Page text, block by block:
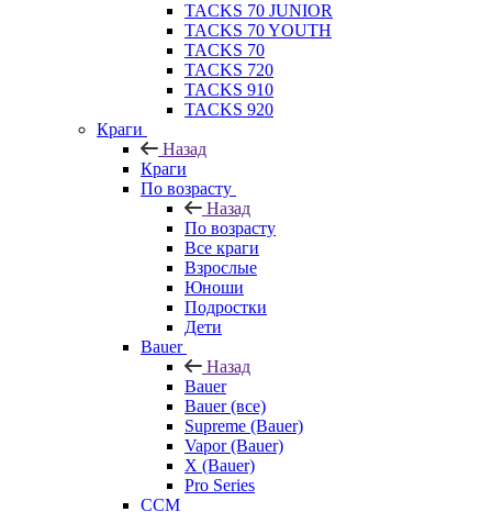
TACKS 70 JUNIOR
TACKS 70 YOUTH
TACKS 70
TACKS 720
TACKS 910
TACKS 920
Краги
Назад
Краги
По возрасту
Назад
По возрасту
Все краги
Взрослые
Юноши
Подростки
Дети
Bauer
Назад
Bauer
Bauer (все)
Supreme (Bauer)
Vapor (Bauer)
X (Bauer)
Pro Series
CCM